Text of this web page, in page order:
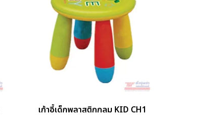
เก้าอี้เด็กพลาสติกกลม KID CH1